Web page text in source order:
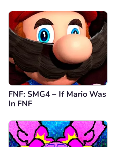
FNF: SMG4 – If Mario Was
In FNF